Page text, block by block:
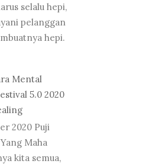
selalu hepi,
pelanggan
hepi.
Mental
5.0 2020
2020 Puji
Maha
kita semua,